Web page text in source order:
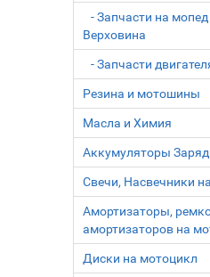
- Запчасти на
Верховина
- Запчасти
Резина и мотошины
Масла и Химия
Аккумуляторы
Свечи, Насвечники
Амортизаторы,
амортизаторов на
Диски на мотоцикл